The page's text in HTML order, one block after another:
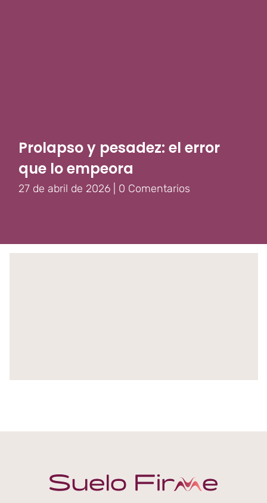
Prolapso y pesadez: el error
que lo empeora
27 de abril de 2026 0 Comentarios